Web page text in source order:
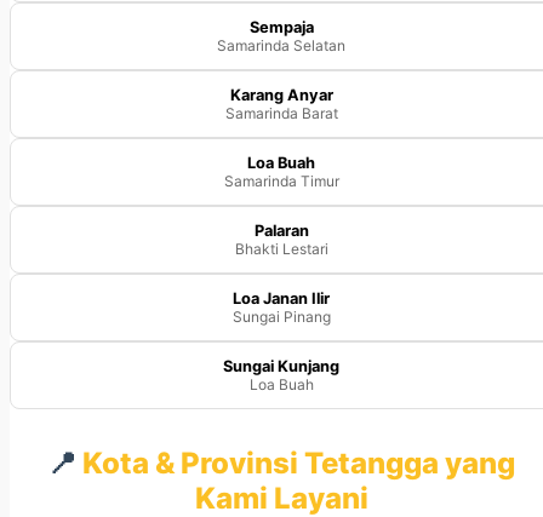
Sempaja
Samarinda Selatan
Karang Anyar
Samarinda Barat
Loa Buah
Samarinda Timur
Palaran
Bhakti Lestari
Loa Janan Ilir
Sungai Pinang
Sungai Kunjang
Loa Buah
📍 Kota & Provinsi Tetangga yang
Kami Layani